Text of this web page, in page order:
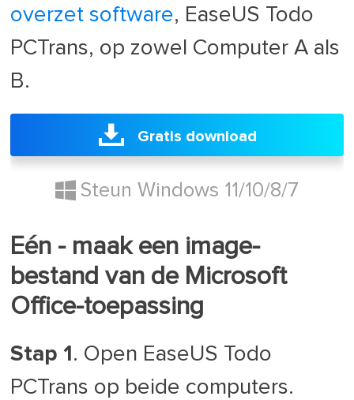
overzet software, EaseUS Todo
PCTrans, op zowel Computer A als
B.
Gratis download
Steun Windows 11/10/8/7
Eén - maak een image-
bestand van de Microsoft
Office-toepassing
Stap 1 . Open EaseUS Todo
PCTrans op beide computers.